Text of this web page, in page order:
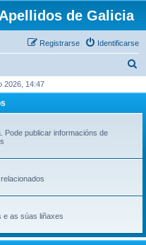
de Galicia
Identificarse
Registrarse
c
2026, 14:47
Pode publicar informacións de
e as súas liñaxes